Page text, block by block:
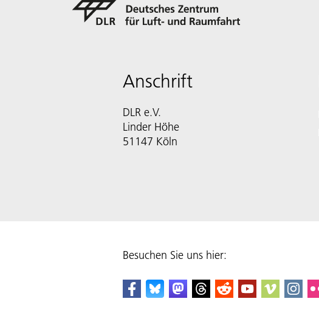
Anschrift
DLR e.V.
Linder Höhe
51147 Köln
Besuchen Sie uns hier: